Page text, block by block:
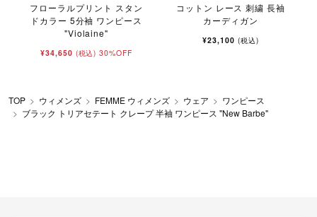
フローラルプリント スタン
ドカラー 5分袖 ワンピース
"Violaine"
¥34,650 (税込) 30%OFF
コットン レース 刺繍 長袖
カーディガン
¥23,100 (税込)
TOP ウィメンズ FEMME ウィメンズ ウェア
ワンピース
ブラック トリアセテート クレープ 半袖 ワンピース "New Barbe"